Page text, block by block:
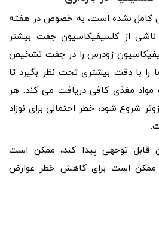
کامل نشده است، به خصوص در هفته
ناشی از کلسیفیکاسیون جفت بیشتر
زودرس را در جفت تشخیص
را با دقت بیشتری تحت نظر بگیرد تا
مغذی کافی دریافت می کند. هر
شروع شود، خطر احتمالی برای نوزاد
قابل توجهی پیدا کند، ممکن است
ممکن است برای کاهش خطر عوارض